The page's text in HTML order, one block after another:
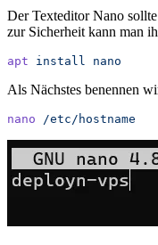
Der Texteditor Nano
zur Sicherheit kann man
apt install nano
Als Nächstes benennen
nano /etc/hostname